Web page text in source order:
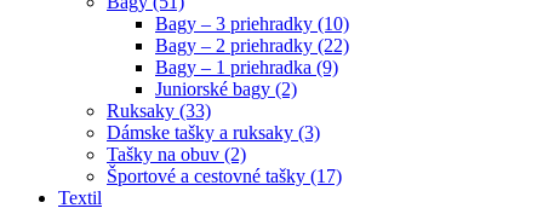
Bagy – 3 priehradky (10)
Bagy – 2 priehradky (22)
Bagy – 1 priehradka (9)
Juniorské bagy (2)
Ruksaky (33)
Dámske tašky a ruksaky (3)
Tašky na obuv (2)
Športové a cestovné tašky (17)
Textil